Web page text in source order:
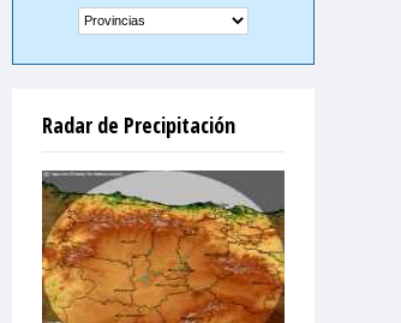
Radar de Precipitación